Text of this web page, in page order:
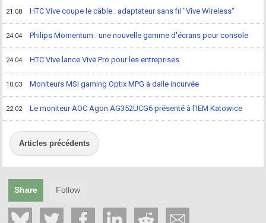
21.08 HTC Vive coupe le câble : adaptateur sans fil "Vive Wireless"
24.04 Philips Momentum : une nouvelle gamme d'écrans pour console
24.04 HTC Vive lance Vive Pro pour les entreprises
10.03 Moniteurs MSI gaming Optix MPG à dalle incurvée
22.02 Le moniteur AOC Agon AG352UCG6 présenté à l'IEM Katowice
Articles précédents
Share Follow